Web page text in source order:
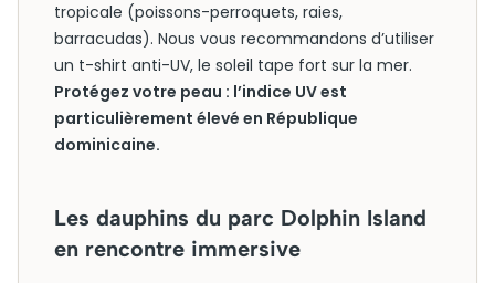
tropicale (poissons-perroquets, raies,
barracudas). Nous vous recommandons d’utiliser
un t-shirt anti-UV, le soleil tape fort sur la mer.
Protégez votre peau : l’indice UV est
particulièrement élevé en République
dominicaine.
Les dauphins du parc Dolphin Island
en rencontre immersive